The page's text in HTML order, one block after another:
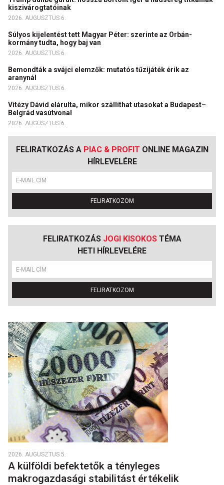
kiszivárogtatóinak
2026. AUGUSZTUS 6.
Súlyos kijelentést tett Magyar Péter: szerinte az Orbán-
kormány tudta, hogy baj van
2026. AUGUSZTUS 6.
Bemondták a svájci elemzők: mutatós tűzijáték érik az
aranynál
2026. AUGUSZTUS 6.
Vitézy Dávid elárulta, mikor szállíthat utasokat a Budapest–
Belgrád vasútvonal
2026. AUGUSZTUS 6.
FELIRATKOZÁS A PIAC & PROFIT ONLINE MAGAZIN
HÍRLEVELÉRE
FELIRATKOZOM
FELIRATKOZÁS JOGI KISOKOSTÉMA
HETI HÍRLEVELÉRE
FELIRATKOZOM
2026. AUGUSZTUS 5.
A külföldi befektetők a tényleges
makrogazdasági stabilitást értékelik